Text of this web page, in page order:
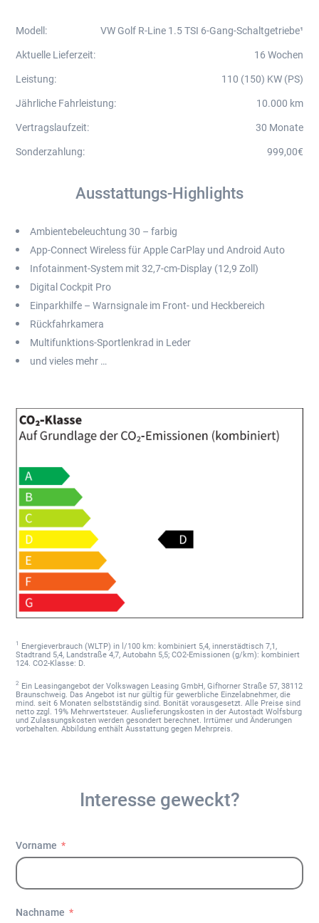
Modell:
VW Golf R-Line 1.5 TSI 6-Gang-Schaltgetriebe¹
Aktuelle Lieferzeit:
16 Wochen
Leistung:
110 (150) KW (PS)
Jährliche Fahrleistung:
10.000 km
Vertragslaufzeit:
30 Monate
Sonderzahlung: 999,00€
Ausstattungs-Highlights
Ambientebeleuchtung 30 – farbig
App-Connect Wireless für Apple CarPlay und Android Auto
Infotainment-System mit 32,7-cm-Display (12,9 Zoll)
Digital Cockpit Pro
Einparkhilfe – Warnsignale im Front- und Heckbereich
Rückfahrkamera
Multifunktions-Sportlenkrad in Leder
und vieles mehr …
1 Energieverbrauch (WLTP) in l/100 km: kombiniert 5,4, innerstädtisch 7,1,
Stadtrand 5,4, Landstraße 4,7, Autobahn 5,5; CO2-Emissionen (g/km): kombiniert
124. CO2-Klasse: D.
2 Ein Leasingangebot der Volkswagen Leasing GmbH, Gifhorner Straße 57, 38112
Braunschweig. Das Angebot ist nur gültig für gewerbliche Einzelabnehmer, die
mind. seit 6 Monaten selbstständig sind. Bonität vorausgesetzt. Alle Preise sind
netto zzgl. 19% Mehrwertsteuer. Auslieferungskosten in der Autostadt Wolfsburg
und Zulassungskosten werden gesondert berechnet. Irrtümer und Änderungen
vorbehalten. Abbildung enthält Ausstattung gegen Mehrpreis.
Interesse geweckt?
Vorname
Nachname